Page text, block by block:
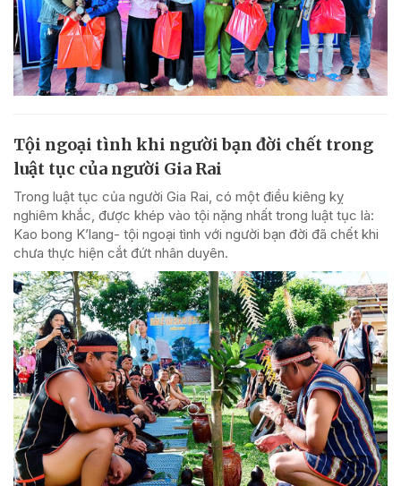
Tội ngoại tình khi người bạn đời chết trong
luật tục của người Gia Rai
Trong luật tục của người Gia Rai, có một điều kiêng kỵ
nghiêm khắc, được khép vào tội nặng nhất trong luật tục là:
Kao bong K’lang- tội ngoại tình với người bạn đời đã chết khi
chưa thực hiện cắt đứt nhân duyên.